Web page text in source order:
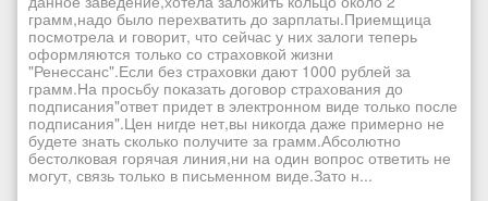
грамм,надо было перехватить до зарплаты.Приемщица
посмотрела и говорит, что сейчас у них залоги теперь
оформляются только со страховкой жизни
"Ренессанс".Если без страховки дают 1000 рублей за
грамм.На просьбу показать договор страхования до
подписания"ответ придет в электронном виде только после
подписания".Цен нигде нет,вы никогда даже примерно не
будете знать сколько получите за грамм.Абсолютно
бестолковая горячая линия,ни на один вопрос ответить не
могут, связь только в письменном виде.Зато н...